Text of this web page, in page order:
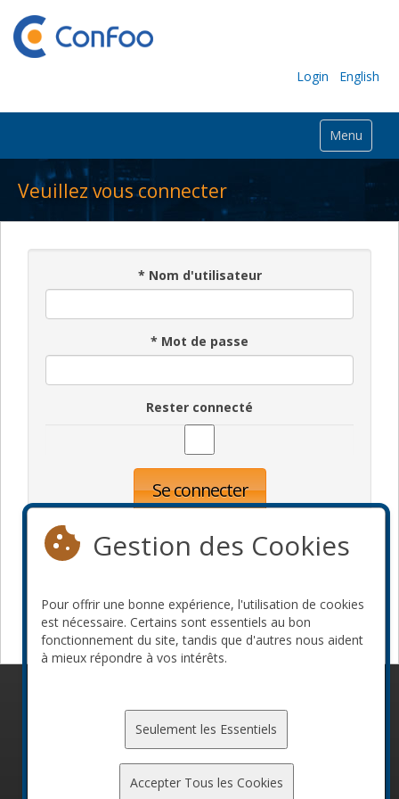
Login English
Menu
Veuillez vous connecter
* Nom d'utilisateur
* Mot de passe
Rester connecté
Se connecter
Devenir commanditaire
Gestion des Cookies
Pour offrir une bonne expérience, l'utilisation de cookies
est nécessaire. Certains sont essentiels au bon
fonctionnement du site, tandis que d'autres nous aident
à mieux répondre à vos intérêts.
Seulement les Essentiels
Accepter Tous les Cookies